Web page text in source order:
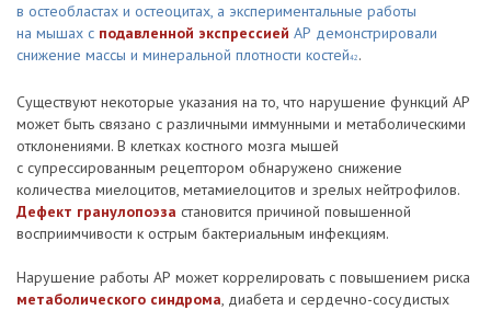
в остеобластах и остеоцитах, а экспериментальные работы
на мышах с подавленной экспрессией АР демонстрировали
снижение массы и минеральной плотности костей42 .
Существуют некоторые указания на то, что нарушение функций АР
может быть связано с различными иммунными и метаболическими
отклонениями. В клетках костного мозга мышей
с супрессированным рецептором обнаружено снижение
количества миелоцитов, метамиелоцитов и зрелых нейтрофилов.
Дефект гранулопоэза становится причиной повышенной
восприимчивости к острым бактериальным инфекциям.
Нарушение работы АР может коррелировать с повышением риска
метаболического синдрома, диабета и сердечно-сосудистых